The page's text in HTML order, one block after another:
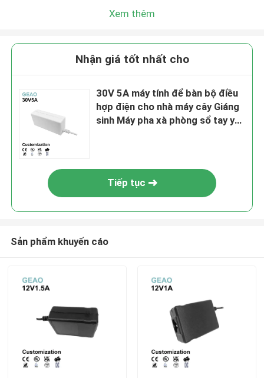
Xem thêm
Nhận giá tốt nhất cho
30V 5A máy tính để bàn bộ điều
hợp điện cho nhà máy cây Giáng
sinh Máy pha xà phòng sổ tay y
Tiếp tục
Sản phẩm khuyến cáo